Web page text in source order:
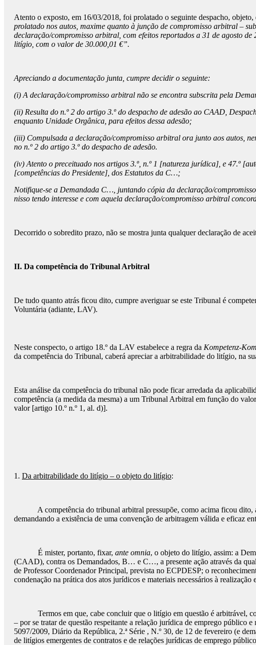
Atento o exposto, em 16/03/2018, foi prolatado o seguinte despacho,
prolatado nos autos, maxime quanto à junção de compromisso arbitral –
declaração/compromisso arbitral, com efeitos reportados a 31 de agosto
litígio, com o valor de 30.000,01 €”.
Apreciando a documentação junta, cumpre decidir o seguinte:
(i) A declaração/compromisso arbitral não se encontra subscrita pela
(ii) Resulta do n.º 2 do artigo 3.º do despacho de adesão ao CAAD,
enquanto Unidade Orgânica, para efeitos dessa adesão;
(iii) Compulsada a declaração/compromisso arbitral ora junto aos autos,
no n.º 2 do artigo 3.º do despacho de adesão.
(iv) Atento o preceituado nos artigos 3.º, n.º 1 [natureza jurídica], e 47.º
[competências do Presidente], dos Estatutos da C…;
Notifique-se a Demandada C…, juntando cópia da declaração/
nisso tendo interesse e com aquela declaração/compromisso arbitral
Decorrido o sobredito prazo, não se mostra junta qualquer declaração de
II. Da competência do Tribunal Arbitral
De tudo quanto atrás ficou dito, cumpre averiguar se este Tribunal é
Voluntária (adiante, LAV).
Neste conspecto, o artigo 18.º da LAV estabelece a regra da Kompetenz-
da competência do Tribunal, caberá apreciar a arbitrabilidade do litígio, na
Esta análise da competência do tribunal não pode ficar arredada da
competência (a medida da mesma) a um Tribunal Arbitral em função do
valor [artigo 10.º n.º 1, al. d)].
1. Da arbitrabilidade do litígio – o objeto do litígio:
A competência do tribunal arbitral pressupõe, como acima ficou dito, a
demandando a existência de uma convenção de arbitragem válida e eficaz
É mister, portanto, fixar, ante omnia, o objeto do litígio, assim: a
(CAAD), contra os Demandados, B… e C…, a presente ação através da
de Professor Coordenador Principal, prevista no ECPDESP; o
condenação na prática dos atos jurídicos e materiais necessários à realização
Termos em que, cabe concluir que o litígio em questão é arbitrável,
– por se tratar de questão respeitante a relação jurídica de emprego público
5097/2009, Diário da República, 2.ª Série , N.º 30, de 12 de fevereiro (e
de litígios emergentes de contratos e de relações jurídicas de emprego